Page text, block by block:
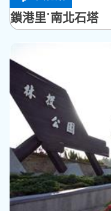
鎖港里˙南北石塔